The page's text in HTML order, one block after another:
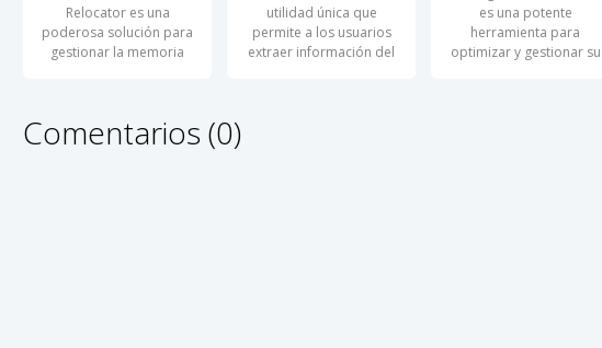
Relocator es una
poderosa solución para
gestionar la memoria
utilidad única que
permite a los usuarios
extraer información del
es una potente
herramienta para
optimizar y gestionar su
Comentarios (0)